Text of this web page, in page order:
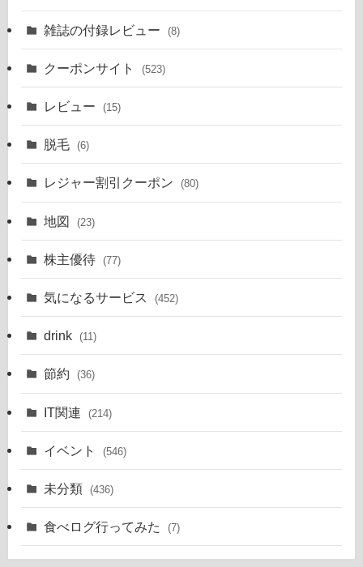
雑誌の付録レビュー (8)
クーポンサイト (523)
レビュー (15)
脱毛 (6)
レジャー割引クーポン (80)
地図 (23)
株主優待 (77)
気になるサービス (452)
drink (11)
節約 (36)
IT関連 (214)
イベント (546)
未分類 (436)
食べログ行ってみた (7)